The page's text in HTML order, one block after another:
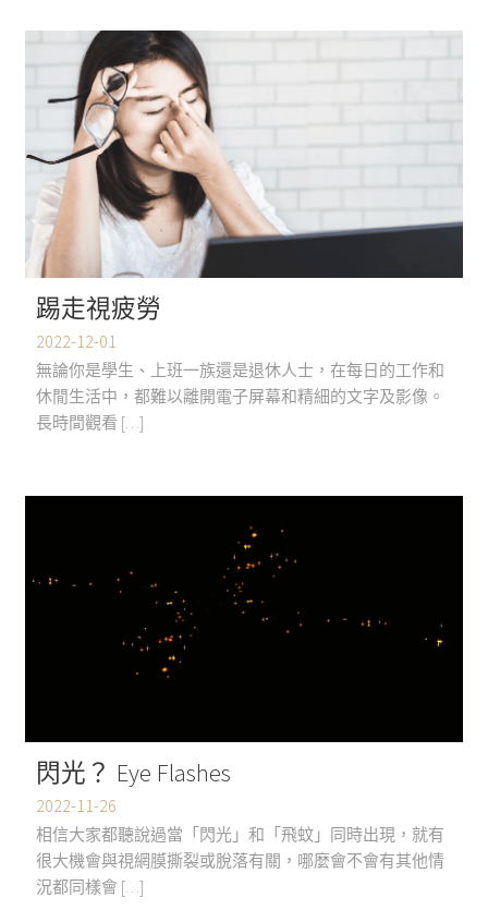
踢走視疲勞
2022-12-01
無論你是學生、上班一族還是退休人士，在每日的工作和
休閒生活中，都難以離開電子屏幕和精細的文字及影像。
長時間觀看 […]
閃光？ Eye Flashes
2022-11-26
相信大家都聽說過當「閃光」和「飛蚊」同時出現，就有
很大機會與視網膜撕裂或脫落有關，哪麼會不會有其他情
況都同樣會 […]